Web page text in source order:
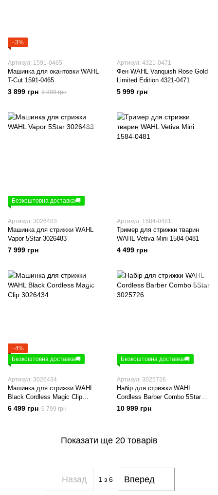
−3%
Артикул: 1591-0465
Машинка для окантовки WAHL
T-Cut 1591-0465
3 899 грн 3 999 грн
Артикул: 4321-0471
Фен WAHL Vanquish Rose Gold
Limited Edition 4321-0471
5 999 грн
Безкоштовна доставка🚚
Артикул: 3026483
Машинка для стрижки WAHL
Vapor 5Star 3026483
7 999 грн
Артикул: 1584-0481
Тример для стрижки тварин
WAHL Vetiva Mini 1584-0481
4 499 грн
−4%
Безкоштовна доставка🚚
Артикул: 3026434
Машинка для стрижки WAHL
Black Cordless Magic Clip
3026434
6 499 грн 6 799 грн
Безкоштовна доставка🚚
Артикул: 3025726
Набір для стрижки WAHL
Cordless Barber Combo 5Star
3025726
10 999 грн
Показати ще 20 товарів
Назад 1 з 6 Вперед